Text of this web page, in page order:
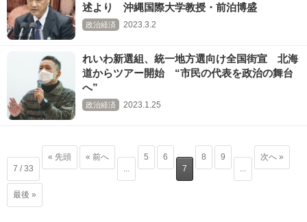
述より 沖縄国際大学教授・前泊博盛
政治経済 2023.3.2
れいわ新選組、統一地方選向け全国街宣 北海
道からツアー開始 “市民の代表を政治の舞台
へ”
政治経済 2023.1.25
7 / 33
« 先頭
« 前へ
5
6
7
8
9
次へ »
最後 »